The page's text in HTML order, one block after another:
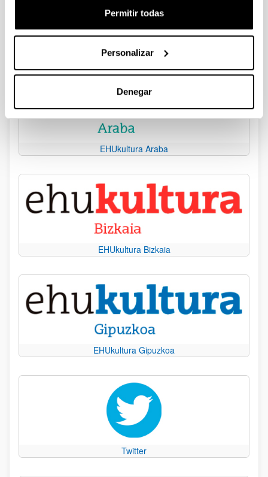
Permitir todas
Personalizar
Denegar
Agenda
EHUkultura Araba
EHUkultura Bizkaia
EHUkultura Gipuzkoa
Twitter